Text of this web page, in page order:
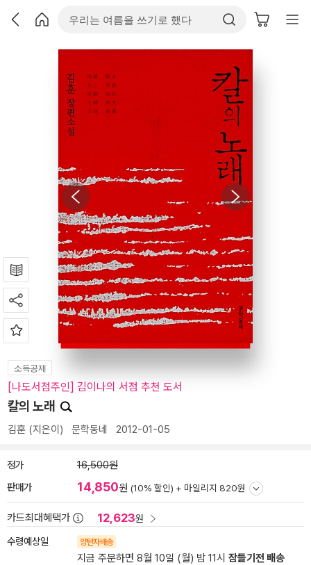
소득공제
[나도서점주인] 김이나의 서점 추천 도서
칼의 노래
김훈 (지은이) 문학동네 2012-01-05
정가 16,500원
판매가 14,850원 (10% 할인) + 마일리지 820원
카드최대혜택가 12,623원
수령예상일 양탄자배송
지금 주문하면 8월 10일 (월) 밤 11시 잠들기전 배송